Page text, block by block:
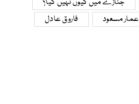
عمار مسعود
فاروق عادل